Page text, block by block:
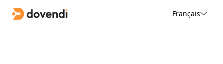
Français